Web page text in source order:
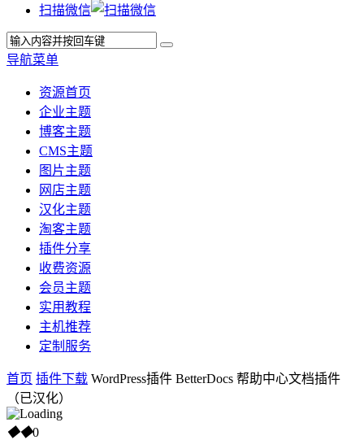
扫描微信
导航菜单
资源首页
企业主题
博客主题
CMS主题
图片主题
网店主题
汉化主题
淘客主题
插件分享
收费资源
会员主题
实用教程
主机推荐
定制服务
首页 插件下载 WordPress插件 BetterDocs 帮助中心文档插件
（已汉化）
◆◆0